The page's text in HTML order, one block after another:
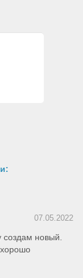
07.05.2022
создам новый.
хорошо